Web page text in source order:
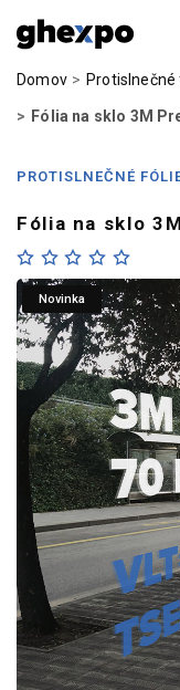
Domov Protislnečné
Fólia na sklo 3M
PROTISLNEČNÉ
Fólia na sklo
Novinka